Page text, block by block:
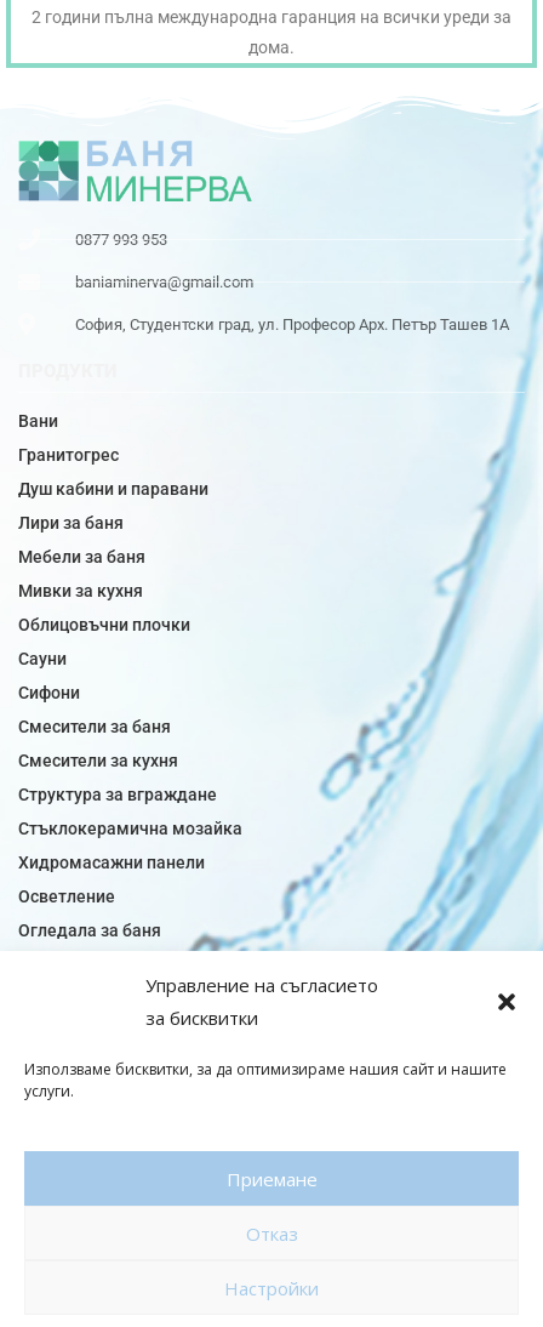
Управление на съгласието
за бисквитки
Използваме бисквитки, за да оптимизираме нашия сайт и нашите
услуги.
Приемане
Отказ
Настройки
2 години пълна международна гаранция на всички уреди за
дома.
0877 993 953
baniaminerva@gmail.com
София, Студентски град, ул. Професор Арх. Петър Ташев 1А
Вани
Гранитогрес
Душ кабини и паравани
Лири за баня
Мебели за баня
Мивки за кухня
Облицовъчни плочки
Сауни
Сифони
Смесители за баня
Смесители за кухня
Структура за вграждане
Стъклокерамична мозайка
Хидромасажни панели
Осветление
Огледала за баня
Плочки за кухня
Подови лентова сифони
Подови плочки
Политика за поверителност